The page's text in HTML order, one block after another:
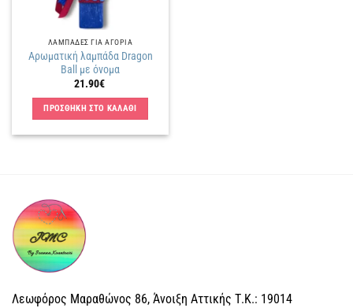
ΛΑΜΠΑΔΕΣ ΓΙΑ ΑΓΟΡΙΑ
Αρωματική λαμπάδα Dragon
Ball με όνομα
21.90€
ΠΡΟΣΘΗΚΗ ΣΤΟ ΚΑΛΑΘΙ
Λεωφόρος Μαραθώνος 86, Άνοιξη Αττικής Τ.Κ.: 19014